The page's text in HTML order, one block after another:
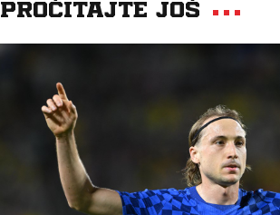
Pročitajte još